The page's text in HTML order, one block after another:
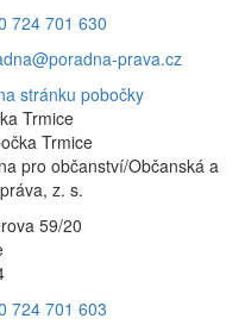
724 701 630
prava.cz
stránku pobočky
Trmice
pro občanství/Občanská a
z. s.
59/20
724 701 603